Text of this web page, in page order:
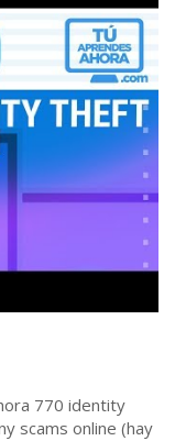
770 identity
scams online (hay